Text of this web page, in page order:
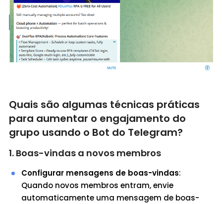
Quais são algumas técnicas práticas
para aumentar o engajamento do
grupo usando o Bot do Telegram?
1. Boas-vindas a novos membros
Configurar mensagens de boas-vindas:
Quando novos membros entram, envie
automaticamente uma mensagem de boas-